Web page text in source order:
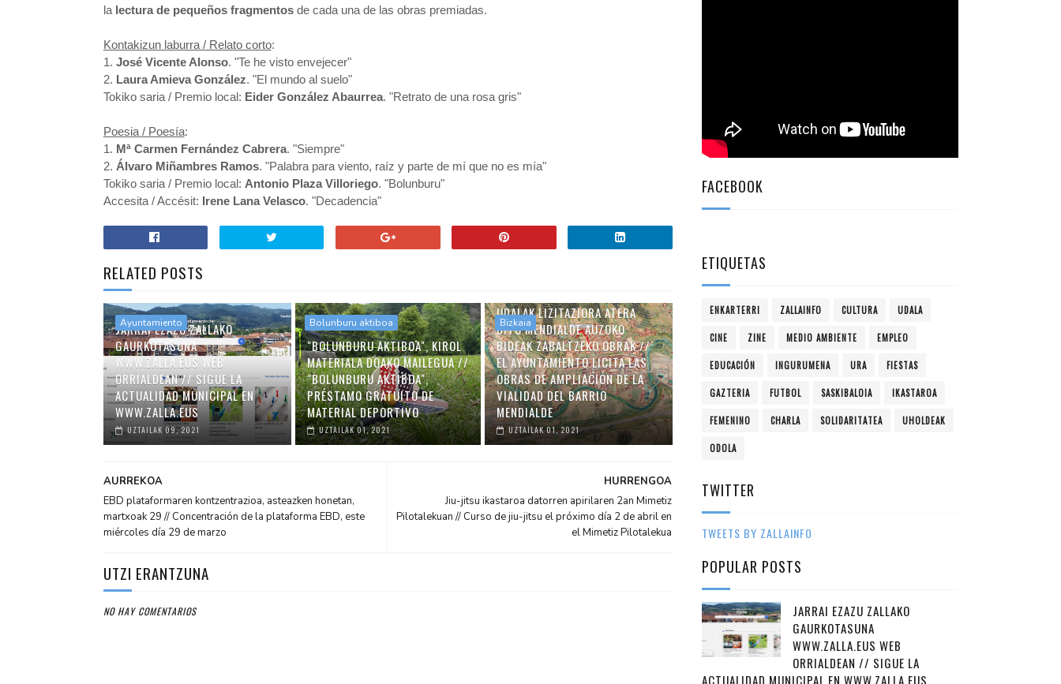
la lectura de pequeños fragmentosde cada una de las obras premiadas.
Kontakizun laburra / Relato corto:
1. José Vicente Alonso. "Te he visto envejecer"
2. Laura Amieva González. "El mundo al suelo"
Tokiko saria / Premio local: Eider González Abaurrea. "Retrato de una rosa gris"
Poesia / Poesía:
1. Mª Carmen Fernández Cabrera. "Siempre"
2. Álvaro Miñambres Ramos. "Palabra para viento, raíz y parte de mí que no es mía"
Tokiko saria / Premio local: Antonio Plaza Villoriego. "Bolunburu"
Accesita / Accésit: Irene Lana Velasco. "Decadencia"
RELATED POSTS
Ayuntamiento
JARRAI EZAZU ZALLAKO
GAURKOTASUNA
WWW.ZALLA.EUS WEB
ORRIALDEAN // SIGUE LA
ACTUALIDAD MUNICIPAL EN
WWW.ZALLA.EUS
UZTAILAK 09, 2021
Bolunburu aktiboa
"BOLUNBURU AKTIBOA", KIROL
MATERIALA DOAKO MAILEGUA //
"BOLUNBURU AKTIBOA",
PRÉSTAMO GRATUITO DE
MATERIAL DEPORTIVO
UZTAILAK 01, 2021
Bizkaia
UDALAK LIZITAZIORA ATERA
DITU MENDIALDE AUZOKO
BIDEAK ZABALTZEKO OBRAK //
EL AYUNTAMIENTO LICITA LAS
OBRAS DE AMPLIACIÓN DE LA
VIALIDAD DEL BARRIO
MENDIALDE
UZTAILAK 01, 2021
HURRENGOA
Jiu-jitsu ikastaroa datorren apirilaren 2an Mimetiz
Pilotalekuan // Curso de jiu-jitsu el próximo día 2 de abril en
el Mimetiz Pilotalekua
AURREKOA
EBD plataformaren kontzentrazioa, asteazken honetan,
martxoak 29 // Concentración de la plataforma EBD, este
miércoles día 29 de marzo
UTZI ERANTZUNA
NO HAY COMENTARIOS
FACEBOOK
ETIQUETAS
ENKARTERRI ZALLAINFO CULTURA UDALA
CINE ZINE MEDIO AMBIENTE EMPLEO
EDUCACIÓN INGURUMENA URA FIESTAS
GAZTERIA FUTBOL SASKIBALOIA IKASTAROA
FEMENINO CHARLA SOLIDARITATEA UHOLDEAK
ODOLA
TWITTER
TWEETS BY ZALLAINFO
POPULAR POSTS
JARRAI EZAZU ZALLAKO
GAURKOTASUNA
WWW.ZALLA.EUS WEB
ORRIALDEAN // SIGUE LA
ACTUALIDAD MUNICIPAL EN WWW.ZALLA.EUS